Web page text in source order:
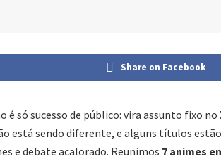
Share on Facebook
é só sucesso de público: vira assunto fixo
está sendo diferente, e alguns títulos
e debate acalorado. Reunimos 7 animes